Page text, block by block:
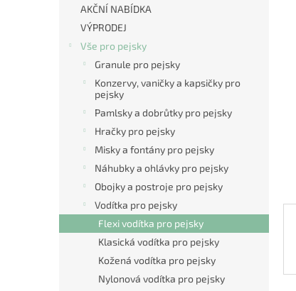
AKČNÍ NABÍDKA
VÝPRODEJ
Vše pro pejsky
Granule pro pejsky
Konzervy, vaničky a kapsičky pro
pejsky
Pamlsky a dobrůtky pro pejsky
Hračky pro pejsky
Misky a fontány pro pejsky
Náhubky a ohlávky pro pejsky
Obojky a postroje pro pejsky
Vodítka pro pejsky
Flexi vodítka pro pejsky
Klasická vodítka pro pejsky
Kožená vodítka pro pejsky
Nylonová vodítka pro pejsky